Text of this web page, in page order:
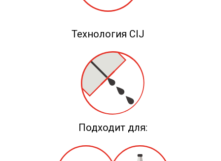
Технология CIJ
Подходит для: